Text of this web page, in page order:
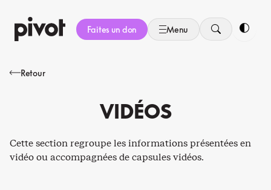
au
contenu
Faites un don Menu
Retour
VIDÉOS
Cette section regroupe les informations présentées en
vidéo ou accompagnées de capsules vidéos.